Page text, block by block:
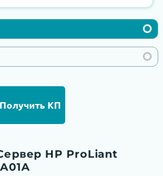
Получить КП
HP ProLiant